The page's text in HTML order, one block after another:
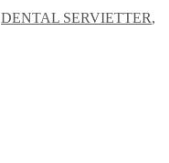
DENTAL SERVIETTER,